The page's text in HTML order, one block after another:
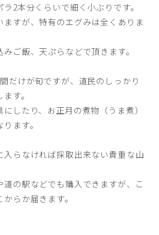
2本分くらいで細く小ぶりです。
すが、特有のエグみは全くありま
ご飯、天ぷらなどで頂きます。
だけが旬ですが、道民のしっかり
す。
したり、お正月の煮物（うま煮）
ます。
入らなければ採取出来ない貴重な山
の駅などでも購入できますが、こ
らか届きます。